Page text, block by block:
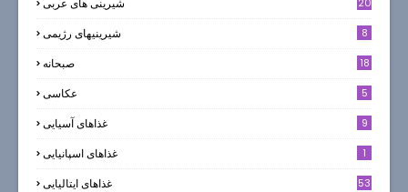
شیرینی های عربی
شیرینیهای رژیمی 8
صبحانه 18
عکاسی 5
غذاهای آسیایی 9
غذاهای اسپانیایی 1
غذاهای ایتالیایی 53